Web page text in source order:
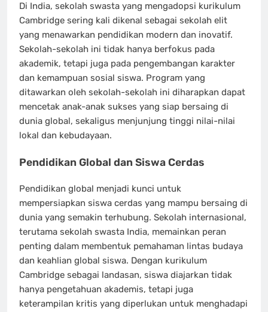
Di India, sekolah swasta yang mengadopsi kurikulum
Cambridge sering kali dikenal sebagai sekolah elit
yang menawarkan pendidikan modern dan inovatif.
Sekolah-sekolah ini tidak hanya berfokus pada
akademik, tetapi juga pada pengembangan karakter
dan kemampuan sosial siswa. Program yang
ditawarkan oleh sekolah-sekolah ini diharapkan dapat
mencetak anak-anak sukses yang siap bersaing di
dunia global, sekaligus menjunjung tinggi nilai-nilai
lokal dan kebudayaan.
Pendidikan Global dan Siswa Cerdas
Pendidikan global menjadi kunci untuk
mempersiapkan siswa cerdas yang mampu bersaing di
dunia yang semakin terhubung. Sekolah internasional,
terutama sekolah swasta India, memainkan peran
penting dalam membentuk pemahaman lintas budaya
dan keahlian global siswa. Dengan kurikulum
Cambridge sebagai landasan, siswa diajarkan tidak
hanya pengetahuan akademis, tetapi juga
keterampilan kritis yang diperlukan untuk menghadapi